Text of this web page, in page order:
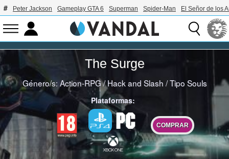
Peter Jackson Gameplay GTA 6 Superman Spider-Man El Señor de los
The Surge
Género/s:Action-RPG/Hack and Slash /Tipo Souls
Plataformas:
COMPRAR